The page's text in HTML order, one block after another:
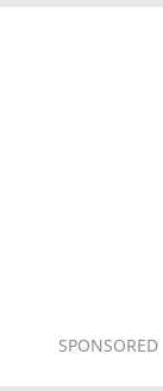
SPONSORED